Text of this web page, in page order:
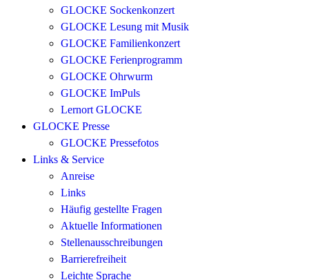
GLOCKE Sockenkonzert
GLOCKE Lesung mit Musik
GLOCKE Familienkonzert
GLOCKE Ferienprogramm
GLOCKE Ohrwurm
GLOCKE ImPuls
Lernort GLOCKE
GLOCKE Presse
GLOCKE Pressefotos
Links & Service
Anreise
Links
Häufig gestellte Fragen
Aktuelle Informationen
Stellenausschreibungen
Barrierefreiheit
Leichte Sprache